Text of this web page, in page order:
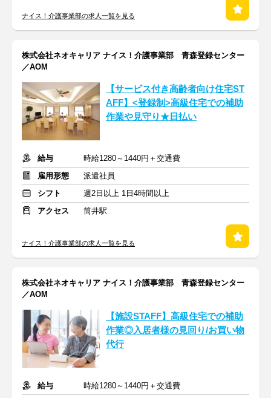
ナイス！介護事業部の求人一覧を見る
株式会社ネオキャリア ナイス！介護事業部 青森登録センター
／AOM
【サービス付き高齢者向け住宅ST
AFF】<登録制>高級住宅での補助
作業や見守り★日払い
給与
時給1280～1440円＋交通費
雇用形態
派遣社員
シフト
週2日以上 1日4時間以上
アクセス
筒井駅
ナイス！介護事業部の求人一覧を見る
株式会社ネオキャリア ナイス！介護事業部 青森登録センター
／AOM
【施設STAFF】高級住宅での補助
作業◎入居者様の見回り/お買い物
代行
給与
時給1280～1440円＋交通費